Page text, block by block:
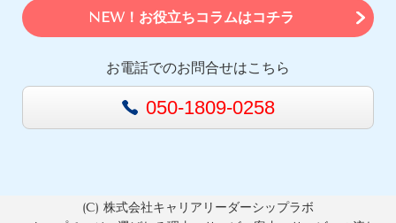
NEW！お役立ちコラムはコチラ
お電話でのお問合せはこちら
050-1809-0258
(C) 株式会社キャリアリーダーシップラボ